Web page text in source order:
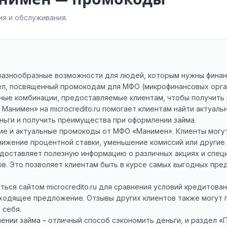
и обслуживания.
возможности для людей, которым нужны
посвященный промокодам для МФО (микрофинансовых
комбинации, предоставляемые клиентам, чтобы получить
на microcredito.ru помогает клиентам найти
и получить преимущества при оформлении займа.
и актуальные промокоды от МФО «Манимен». Клиенты
процентной ставки, уменьшение комиссий или
полезную информацию о различных акциях и
Это позволяет клиентам быть в курсе самых выгодных
сайтом microcredito.ru для сравнения условий
предложение. Отзывы других клиентов также могут
займа – отличный способ сэкономить деньги, и раздел